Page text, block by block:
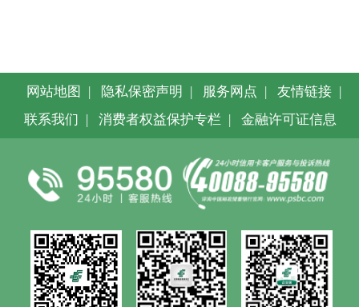
网站地图 | 隐私保密声明 | 服务网点 | 友情链接 |
联系我们 | 消费者权益保护专栏 | 金融许可证信息